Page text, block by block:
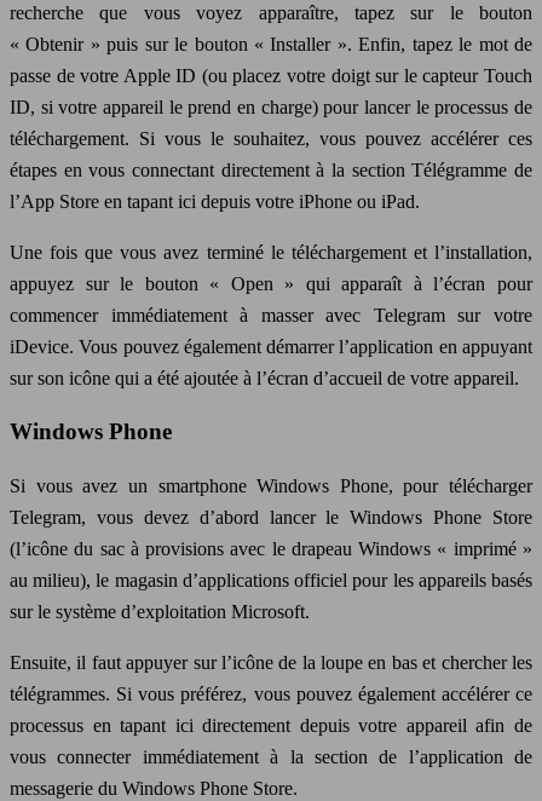
recherche que vous voyez apparaître, tapez sur le bouton
« Obtenir » puis sur le bouton « Installer ». Enfin, tapez le mot de
passe de votre Apple ID (ou placez votre doigt sur le capteur Touch
ID, si votre appareil le prend en charge) pour lancer le processus de
téléchargement. Si vous le souhaitez, vous pouvez accélérer ces
étapes en vous connectant directement à la section Télégramme de
l’App Store en tapant ici depuis votre iPhone ou iPad.
Une fois que vous avez terminé le téléchargement et l’installation,
appuyez sur le bouton « Open » qui apparaît à l’écran pour
commencer immédiatement à masser avec Telegram sur votre
iDevice. Vous pouvez également démarrer l’application en appuyant
sur son icône qui a été ajoutée à l’écran d’accueil de votre appareil.
Windows Phone
Si vous avez un smartphone Windows Phone, pour télécharger
Telegram, vous devez d’abord lancer le Windows Phone Store
(l’icône du sac à provisions avec le drapeau Windows « imprimé »
au milieu), le magasin d’applications officiel pour les appareils basés
sur le système d’exploitation Microsoft.
Ensuite, il faut appuyer sur l’icône de la loupe en bas et chercher les
télégrammes. Si vous préférez, vous pouvez également accélérer ce
processus en tapant ici directement depuis votre appareil afin de
vous connecter immédiatement à la section de l’application de
messagerie du Windows Phone Store.